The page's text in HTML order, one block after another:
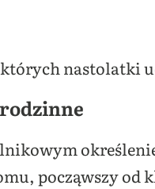
nastolatki
począwszy